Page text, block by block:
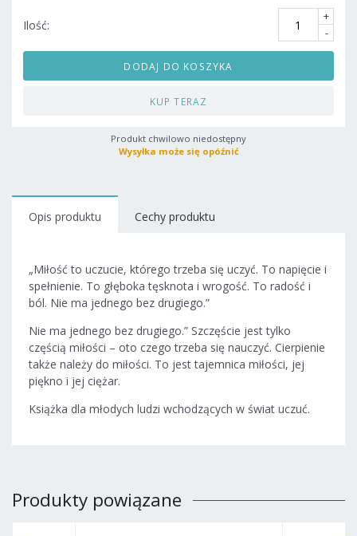
Ilość:
+
-
DODAJ DO KOSZYKA
KUP TERAZ
Produkt chwilowo niedostępny
Wysyłka może się opóźnić
Opis produktu Cechy produktu
„Miłość to uczucie, którego trzeba się uczyć. To napięcie i
spełnienie. To głęboka tęsknota i wrogość. To radość i
ból. Nie ma jednego bez drugiego.”
Nie ma jednego bez drugiego.” Szczęście jest tylko
częścią miłości – oto czego trzeba się nauczyć. Cierpienie
także należy do miłości. To jest tajemnica miłości, jej
piękno i jej ciężar.
Książka dla młodych ludzi wchodzących w świat uczuć.
Produkty powiązane